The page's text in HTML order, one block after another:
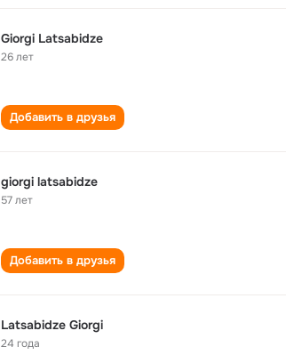
Giorgi Latsabidze
26 лет
Добавить в друзья
giorgi latsabidze
57 лет
Добавить в друзья
Latsabidze Giorgi
24 года